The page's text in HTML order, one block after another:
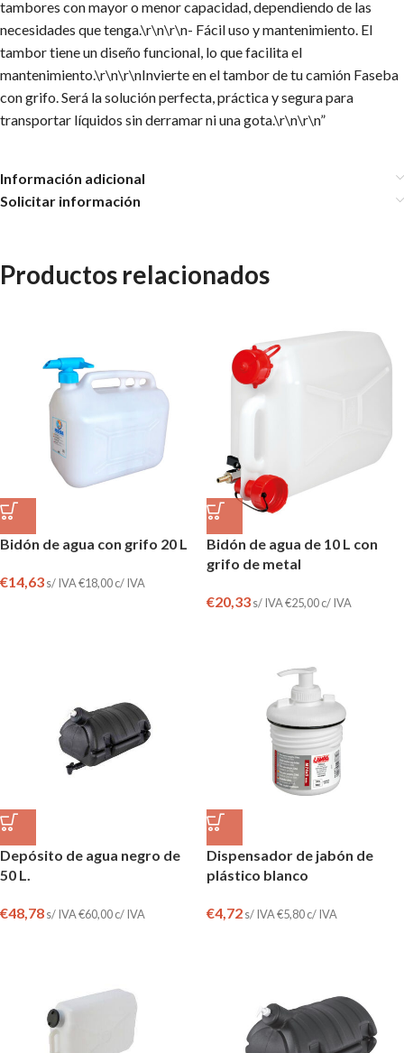
tambores con mayor o menor capacidad, dependiendo de las
necesidades que tenga.\r\n\r\n- Fácil uso y mantenimiento. El
tambor tiene un diseño funcional, lo que facilita el
mantenimiento.\r\n\r\nInvierte en el tambor de tu camión Faseba
con grifo. Será la solución perfecta, práctica y segura para
transportar líquidos sin derramar ni una gota.\r\n\r\n”
Información adicional
Solicitar información
Productos relacionados
Bidón de agua con grifo 20 L
€14,63s/ IVA€18,00c/ IVA
Bidón de agua de 10 L con
grifo de metal
€20,33s/ IVA€25,00c/ IVA
Depósito de agua negro de
50 L.
€48,78s/ IVA€60,00c/ IVA
Dispensador de jabón de
plástico blanco
€4,72s/ IVA€5,80c/ IVA